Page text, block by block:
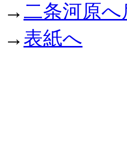
→ 二条河原へ
→ 表紙へ